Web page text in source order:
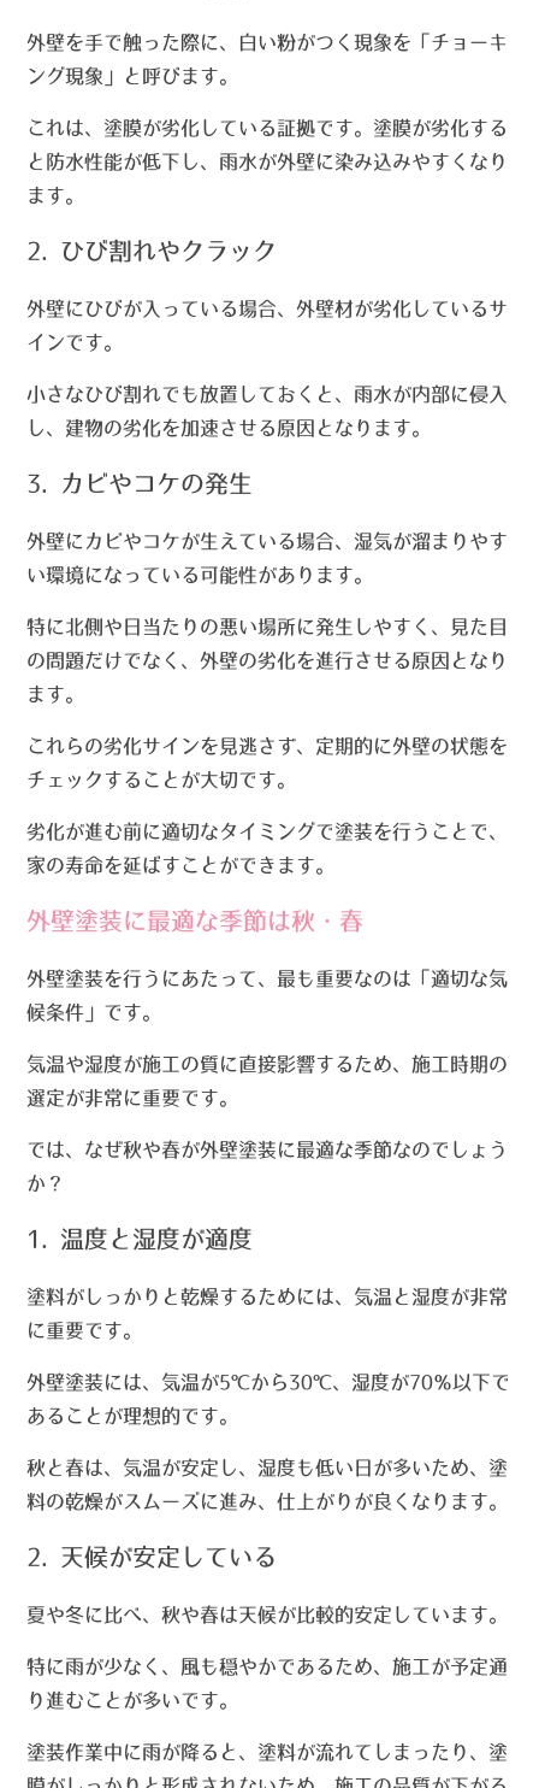
外壁を手で触った際に、白い粉がつく現象を「チョーキ
ング現象」と呼びます。
これは、塗膜が劣化している証拠です。塗膜が劣化する
と防水性能が低下し、雨水が外壁に染み込みやすくなり
ます。
2. ひび割れやクラック
外壁にひびが入っている場合、外壁材が劣化しているサ
インです。
小さなひび割れでも放置しておくと、雨水が内部に侵入
し、建物の劣化を加速させる原因となります。
3. カビやコケの発生
外壁にカビやコケが生えている場合、湿気が溜まりやす
い環境になっている可能性があります。
特に北側や日当たりの悪い場所に発生しやすく、見た目
の問題だけでなく、外壁の劣化を進行させる原因となり
ます。
これらの劣化サインを見逃さず、定期的に外壁の状態を
チェックすることが大切です。
劣化が進む前に適切なタイミングで塗装を行うことで、
家の寿命を延ばすことができます。
外壁塗装に最適な季節は秋・春
外壁塗装を行うにあたって、最も重要なのは「適切な気
候条件」です。
気温や湿度が施工の質に直接影響するため、施工時期の
選定が非常に重要です。
では、なぜ秋や春が外壁塗装に最適な季節なのでしょう
か？
1. 温度と湿度が適度
塗料がしっかりと乾燥するためには、気温と湿度が非常
に重要です。
外壁塗装には、気温が5℃から30℃、湿度が70％以下で
あることが理想的です。
秋と春は、気温が安定し、湿度も低い日が多いため、塗
料の乾燥がスムーズに進み、仕上がりが良くなります。
2. 天候が安定している
夏や冬に比べ、秋や春は天候が比較的安定しています。
特に雨が少なく、風も穏やかであるため、施工が予定通
り進むことが多いです。
塗装作業中に雨が降ると、塗料が流れてしまったり、塗